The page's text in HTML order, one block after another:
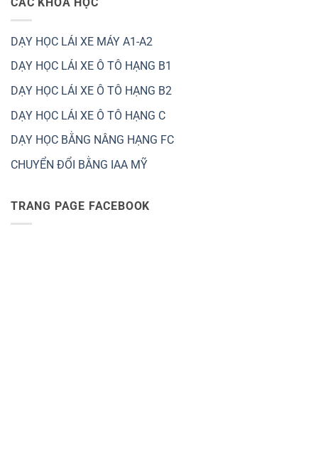
DẠY HỌC LÁI XE MÁY A1-A2
DẠY HỌC LÁI XE Ô TÔ HẠNG B1
DẠY HỌC LÁI XE Ô TÔ HẠNG B2
DẠY HỌC LÁI XE Ô TÔ HẠNG C
DẠY HỌC BẰNG NÂNG HẠNG FC
CHUYỂN ĐỔI BẰNG IAA MỸ
TRANG PAGE FACEBOOK